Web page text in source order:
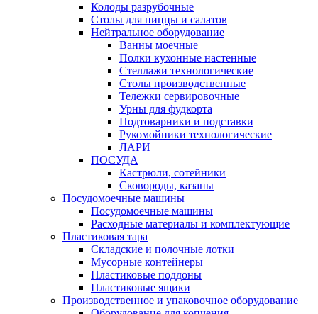
Колоды разрубочные
Столы для пиццы и салатов
Нейтральное оборудование
Ванны моечные
Полки кухонные настенные
Стеллажи технологические
Столы производственные
Тележки сервировочные
Урны для фудкорта
Подтоварники и подставки
Рукомойники технологические
ЛАРИ
ПОСУДА
Кастрюли, сотейники
Сковороды, казаны
Посудомоечные машины
Посудомоечные машины
Расходные материалы и комплектующие
Пластиковая тара
Складские и полочные лотки
Мусорные контейнеры
Пластиковые поддоны
Пластиковые ящики
Производственное и упаковочное оборудование